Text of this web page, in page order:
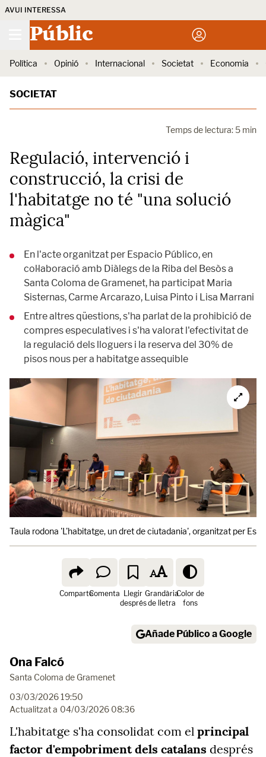
AVUI INTERESSA
Públic
Política Opinió Internacional Societat Economia
SOCIETAT
Temps de lectura: 5 min
Regulació, intervenció i
construcció, la crisi de
l'habitatge no té "una solució
màgica"
En l'acte organitzat per Espacio Público, en
col·laboració amb Diàlegs de la Riba del Besòs a
Santa Coloma de Gramenet, ha participat Maria
Sisternas, Carme Arcarazo, Luisa Pinto i Lisa Marrani
Entre altres qüestions, s'ha parlat de la prohibició de
compres especulatives i s'ha valorat l'efectivitat de
la regulació dels lloguers i la reserva del 30% de
pisos nous per a habitatge assequible
Taula rodona 'L'habitatge, un dret de ciutadania', organitzat per
ComparteComenta Llegir
després
Grandària
de lletra
Color de
fons
Añade Público a Google
Ona Falcó
Santa Coloma de Gramenet
03/03/2026 19:50
Actualitzat a 04/03/2026 08:36
L'habitatge s'ha consolidat com el principal
factor d'empobriment dels catalans després